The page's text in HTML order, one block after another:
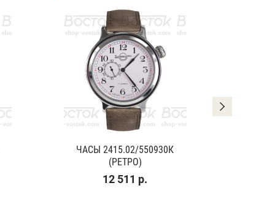
ЧАСЫ 2415.02/550930К
(РЕТРО)
12 511 р.